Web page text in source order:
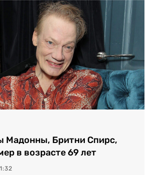
Мадонны, Бритни Спирс,
в возрасте 69 лет